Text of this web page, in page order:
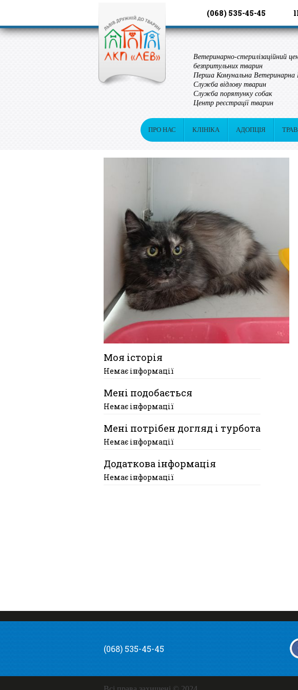
(068) 535-45-45
Ветеринарно-стерилізаційний
безпритульних тварин
Перша Комунальна Ветеринарна
Служба відлову тварин
Служба порятунку собак
Центр реєстрації тварин
ПРО НАС КЛІНІКА АДОПЦІЯ
Моя історія
Немає інформації
Мені подобається
Немає інформації
Мені потрібен догляд і турбота
Немає інформації
Додаткова інформація
Немає інформації
(068) 535-45-45